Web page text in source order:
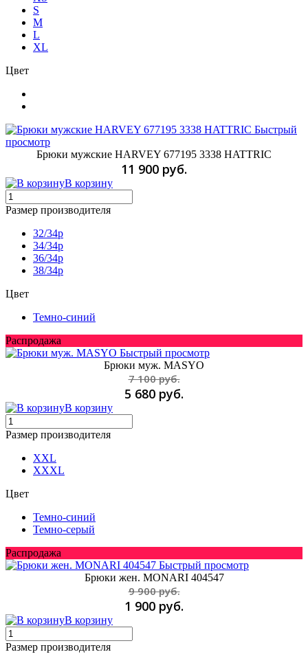
S
M
L
XL
Цвет
Быстрый
просмотр
Брюки мужские HARVEY 677195 3338 HATTRIC
11 900 руб.
В корзину
Размер производителя
32/34p
34/34p
36/34p
38/34p
Цвет
Темно-синий
Распродажа
Быстрый просмотр
Брюки муж. MASYO
7 100 руб.
5 680 руб.
В корзину
Размер производителя
XXL
XXXL
Цвет
Темно-синий
Темно-серый
Распродажа
Быстрый просмотр
Брюки жен. MONARI 404547
9 900 руб.
1 900 руб.
В корзину
Размер производителя